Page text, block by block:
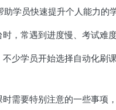
助学员快速提升个人能力的
，常遇到进度慢、考试难
少学员开始选择自动化刷
需要特别注意的一些事项